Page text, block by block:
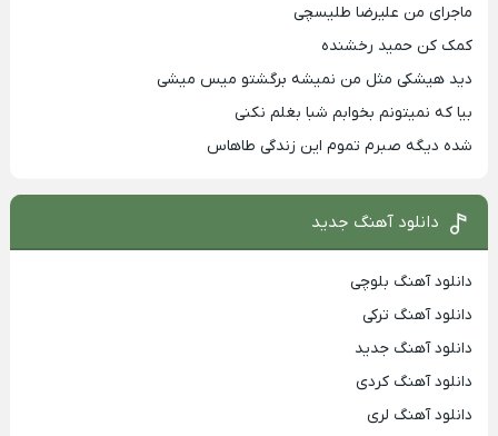
ماجرای من علیرضا طلیسچی
کمک کن حمید رخشنده
دید هیشکی مثل من نمیشه برگشتو میس میشی
بیا که نمیتونم بخوابم شبا بغلم نکنی
شده دیگه صبرم تموم این زندگی طاهاس
دانلود آهنگ جدید
دانلود آهنگ بلوچی
دانلود آهنگ ترکی
دانلود آهنگ جدید
دانلود آهنگ کردی
دانلود آهنگ لری